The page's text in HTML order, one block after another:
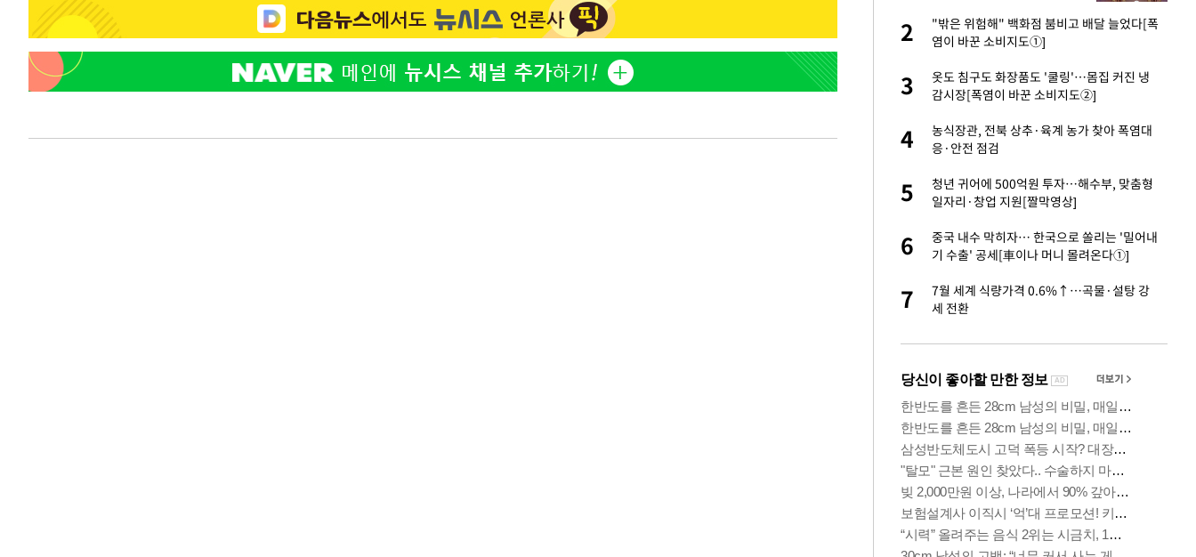
-6977초 전 > 선재도서 해루질 나섰다 실종 60대, 닷새 만에 숨진 채 발견
-4511초 전 >남자 농구, 나고야 아시안게임서 '홈팀' 일본과 한일전
-3887초 전 >
여수 오동도 해상서 모터보트 전복…1명 사망·1명 실종
-114초 전 >
극한폭염 한풀 꺾이지만…'낮 최고 35도' 무더위, 열대야 계속[다음주
1시간 전 >[속보]'압수수색·성접대 논란' 축구협회 "실망과 걱정 안겨드려 죄송"
2
에 쏠리는 관심[세제 개편, 그 이후②]
3
"손 떨림 포착"…카라 한승연, 건강 괜찮나
팬들 '걱정'
4
2
"밖은 위험해" 백화점 붐비고 배달 늘었다[폭
염이 바꾼 소비지도①]
3
옷도 침구도 화장품도 '쿨링'…몸집 커진 냉
감시장[폭염이 바꾼 소비지도②]
4
농식장관, 전북 상추·육계 농가 찾아 폭염대
응·안전 점검
5
청년 귀어에 500억원 투자…해수부, 맞춤형
일자리·창업 지원[짤막영상]
6
중국 내수 막히자… 한국으로 쏠리는 '밀어내
기 수출' 공세[車이나 머니 몰려온다①]
7
7월 세계 식량가격 0.6%↑…곡물·설탕 강
세 전환